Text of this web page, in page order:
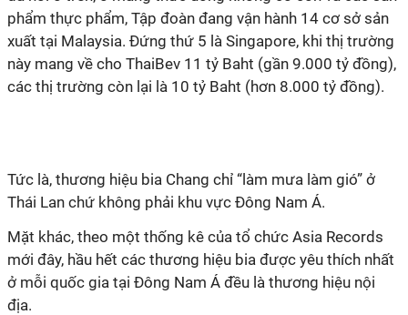
phẩm thực phẩm, Tập đoàn đang vận hành 14 cơ sở sản
xuất tại Malaysia. Đứng thứ 5 là Singapore, khi thị trường
này mang về cho ThaiBev 11 tỷ Baht (gần 9.000 tỷ đồng),
các thị trường còn lại là 10 tỷ Baht (hơn 8.000 tỷ đồng).
Tức là, thương hiệu bia Chang chỉ “làm mưa làm gió” ở
Thái Lan chứ không phải khu vực Đông Nam Á.
Mặt khác, theo một thống kê của tổ chức Asia Records
mới đây, hầu hết các thương hiệu bia được yêu thích nhất
ở mỗi quốc gia tại Đông Nam Á đều là thương hiệu nội
địa.